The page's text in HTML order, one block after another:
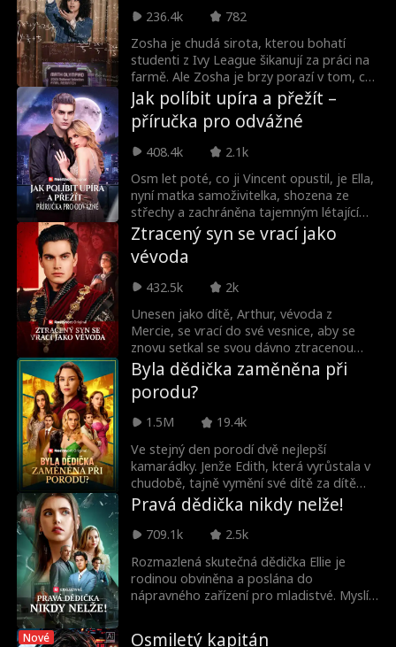
Margaret ponižovala a špatně s ní
zacházela. Dokáže Margaret očistit své
jméno a odhalit pravou tvář Chloe, než
bude příliš pozdě?
236.4k
782
Zosha je chudá sirota, kterou bohatí
studenti z Ivy League šikanují za práci na
farmě. Ale Zosha je brzy porazí v tom, co
nejméně čekají: v matematice.
Jak políbit upíra a přežít –
příručka pro odvážné
408.4k
2.1k
Osm let poté, co ji Vincent opustil, je Ella,
nyní matka samoživitelka, shozena ze
střechy a zachráněna tajemným létajícím
mužem v masce. Probudí se a uvidí po
svém boku Vincenta. Ten popírá, že on je
tím maskovaným mužem, ale varuje ji, že
je terčem jeho nepřátel, a vyžaduje, aby
se k němu kvůli ochraně nastěhovala. Proč
se muž, který jí zlomil srdce, najednou
chová jako její zachránce? A proč
nepůsobí... tak docela lidsky? Může mu
Ella znovu věřit, nebo skrývá mnohem víc
než jen masku?
Ztracený syn se vrací jako
vévoda
432.5k
2k
Unesen jako dítě, Arthur, vévoda z
Mercie, se vrací do své vesnice, aby se
znovu setkal se svou dávno ztracenou
rodinou. Nečekal však, že je všichni ve
městě týrali. Dokáže Arthur, s utajenou
identitou, pomstít svou rodinu?
Byla dědička zaměněna při
porodu?
1.5M
19.4k
Ve stejný den porodí dvě nejlepší
kamarádky. Jenže Edith, která vyrůstala v
chudobě, tajně vymění své dítě za dítě
své kamarádky – úspěšné generální
ředitelky – v naději, že své dceři zajistí
život v luxusu. Netuší ale, že CEO vše vidí
poté, právě když se Edithin plán chystá
vyjít, zjistí šokující pravdu: dcera, kterou
celé roky špatně zacházela, je ve
Pravá dědička nikdy nelže!
709.1k
2.5k
Rozmazlená skutečná dědička Ellie je
rodinou obviněna a poslána do
nápravného zařízení pro mladistvé. Myslí
falešné dcery Ellie trpí brutálním týráním.
Nové Osmiletý kapitán